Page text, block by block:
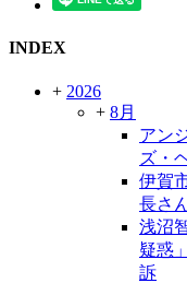
INDEX
+ 2026
+ 8月
アン
ズ・
伊賀
長さ
浅沼
疑惑
訴